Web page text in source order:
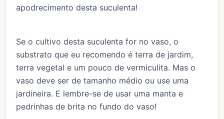
apodrecimento desta suculenta!
Se o cultivo desta suculenta for no vaso, o
substrato que eu recomendo é terra de jardim,
terra vegetal e um pouco de vermiculita. Mas o
vaso deve ser de tamanho médio ou use uma
jardineira. E lembre-se de usar uma manta e
pedrinhas de brita no fundo do vaso!